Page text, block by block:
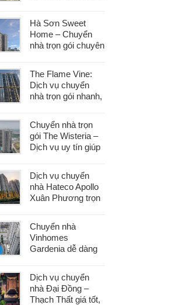
Hà Sơn Sweet
Home – Chuyển
nhà trọn gói chuyên
khâu
The Flame Vine:
Dịch vụ chuyển
nhà trọn gói nhanh,
Chuyển nhà trọn
gói The Wisteria –
Dịch vụ uy tín giúp
phát sinh
Dịch vụ chuyển
nhà Hateco Apollo
Xuân Phương trọn
Chuyển nhà
Vinhomes
Gardenia dễ dàng
phát sinh chi phí
Dịch vụ chuyển
nhà Đại Đồng –
Thạch Thất giá tốt,